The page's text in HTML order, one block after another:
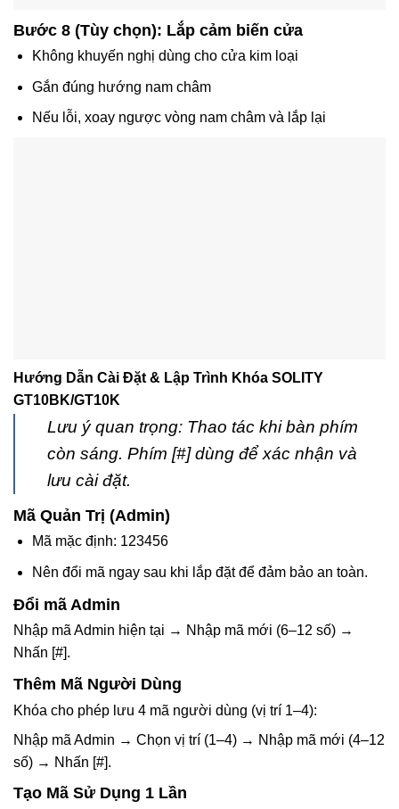
Bước 8 (Tùy chọn): Lắp cảm biến cửa
Không khuyến nghị dùng cho cửa kim loại
Gắn đúng hướng nam châm
Nếu lỗi, xoay ngược vòng nam châm và lắp lại
Hướng Dẫn Cài Đặt & Lập Trình Khóa SOLITY
GT10BK/GT10K
Lưu ý quan trọng: Thao tác khi bàn phím
còn sáng. Phím [#] dùng để xác nhận và
lưu cài đặt.
Mã Quản Trị (Admin)
Mã mặc định: 123456
Nên đổi mã ngay sau khi lắp đặt để đảm bảo an toàn.
Đổi mã Admin
Nhập mã Admin hiện tại → Nhập mã mới (6–12 số) →
Nhấn [#].
Thêm Mã Người Dùng
Khóa cho phép lưu 4 mã người dùng (vị trí 1–4):
Nhập mã Admin → Chọn vị trí (1–4) → Nhập mã mới (4–12
số) → Nhấn [#].
Tạo Mã Sử Dụng 1 Lần